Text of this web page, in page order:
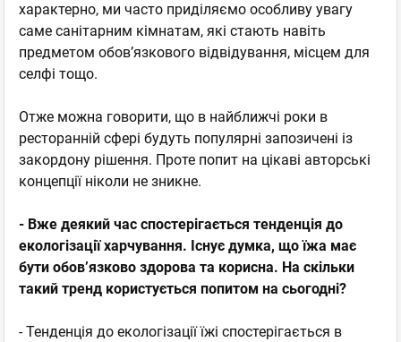
характерно, ми часто приділяємо особливу увагу
саме санітарним кімнатам, які стають навіть
предметом обов’язкового відвідування, місцем для
селфі тощо.
Отже можна говорити, що в найближчі роки в
ресторанній сфері будуть популярні запозичені із
закордону рішення. Проте попит на цікаві авторські
концепції ніколи не зникне.
- Вже деякий час спостерігається тенденція до
екологізації харчування. Існує думка, що їжа має
бути обов’язково здорова та корисна. На скільки
такий тренд користується попитом на сьогодні?
- Тенденція до екологізації їжі спостерігається в